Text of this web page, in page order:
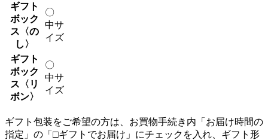
ギフト
ボック
ス〈の
し〉
〇
中サ
イズ
ギフト
ボック
ス〈リ
ボン〉
〇
中サ
イズ
ギフト包装をご希望の方は、お買物手続き内「お届け時間の
指定」の「□ギフトでお届け」にチェックを入れ、ギフト形